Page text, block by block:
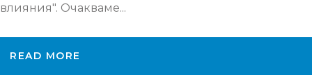
влияния". Очакваме...
READ MORE